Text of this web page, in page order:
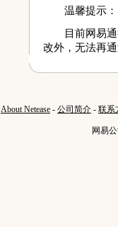
温馨提示：
目前网易通
改外，无法再
About Netease - 公司简介 - 联系
网易